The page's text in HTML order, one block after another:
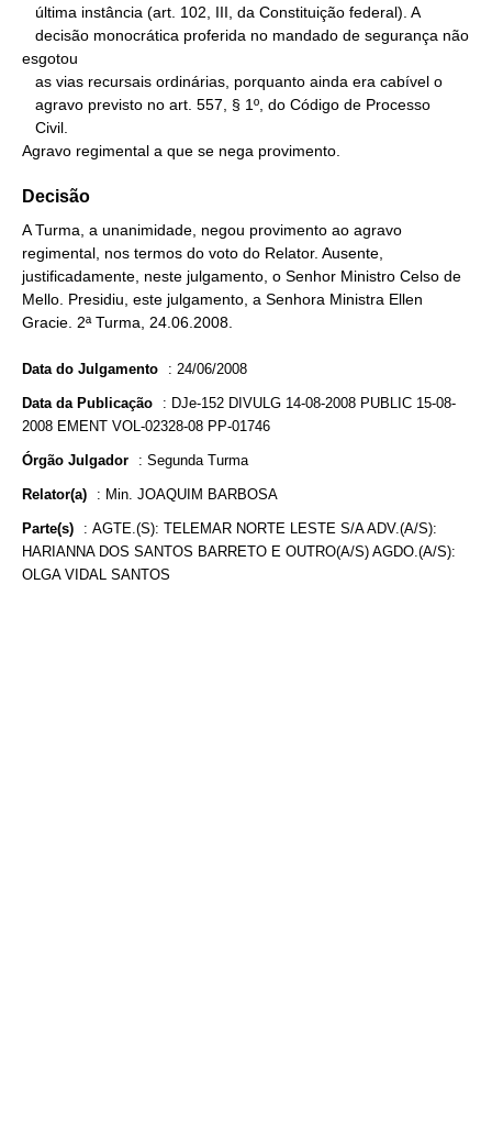
esgotou
Agravo regimental a que se nega provimento.
Decisão
A Turma, a unanimidade, negou provimento ao agravo
regimental, nos termos do voto do Relator. Ausente,
justificadamente, neste julgamento, o Senhor Ministro Celso de
Mello. Presidiu, este julgamento, a Senhora Ministra Ellen
Gracie. 2ª Turma, 24.06.2008.
Data do Julgamento : 24/06/2008
Data da Publicação : DJe-152 DIVULG 14-08-2008 PUBLIC 15-08-
2008 EMENT VOL-02328-08 PP-01746
Órgão Julgador : Segunda Turma
Relator(a) : Min. JOAQUIM BARBOSA
Parte(s) : AGTE.(S): TELEMAR NORTE LESTE S/A ADV.(A/S):
HARIANNA DOS SANTOS BARRETO E OUTRO(A/S) AGDO.(A/S):
OLGA VIDAL SANTOS